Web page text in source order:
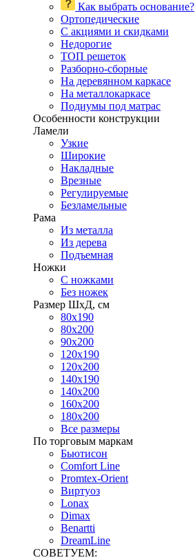
Как выбрать основание?
Ортопедические
С акциями и скидками
Недорогие
ТОП решеток
Разборно-сборные
На деревянном каркасе
На металлокаркасе
Подиумы под матрас
Особенности конструкции
Ламели
Узкие
Широкие
Накладные
Врезные
Регулируемые
Безламельные
Рама
Из металла
Из дерева
Подъемная
Ножки
С ножками
Без ножек
Размер ШхД, см
80х190
80х200
90х200
120х190
120х200
140х190
140х200
160х200
180х200
Все размеры
По торговым маркам
Бьютисон
Comfort Line
Promtex-Orient
Виртуоз
Lonax
Dimax
Benartti
DreamLine
СОВЕТУЕМ: